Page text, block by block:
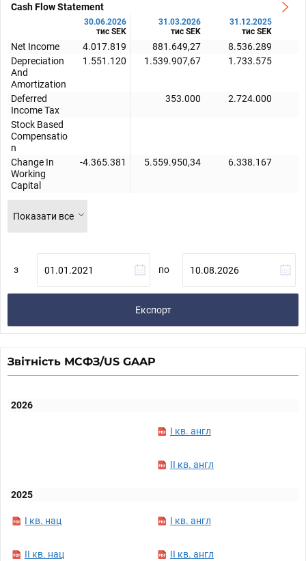
Cash Flow Statement
30.06.2026
тис SEK
31.03.2026
тис SEK
31.12.2025
тис SEK
Net Income 4.017.819 881.649,27 8.536.289
Depreciation
And
Amortization
1.551.120 1.539.907,67 1.733.575
Deferred
Income Tax
353.000 2.724.000
Stock Based
Compensatio
n
Change In
Working
Capital
-4.365.381 5.559.950,34 6.338.167
Показати все
з по
Експорт
Звітність МСФЗ/US GAAP
2026
I кв. англ
II кв. англ
2025
I кв. нац I кв. англ
II кв. нац II кв. англ